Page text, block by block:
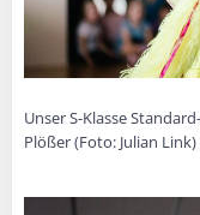
Unser S-Klasse
Plößer (Foto: Julian Link)